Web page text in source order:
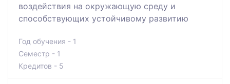
воздействия на окружающую среду и
способствующих устойчивому развитию
Год обучения - 1
Семестр - 1
Кредитов - 5